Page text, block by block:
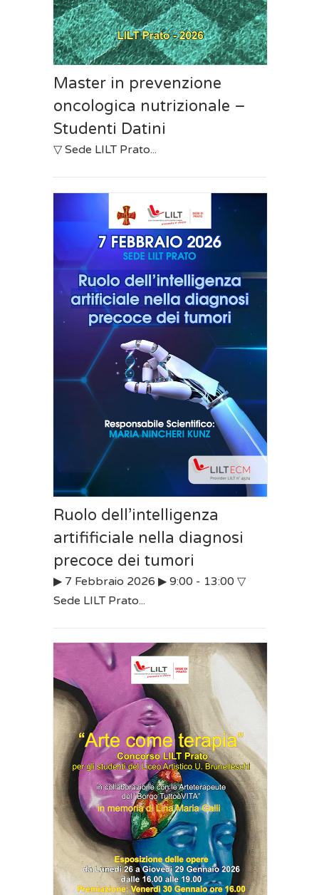
Master in prevenzione
oncologica nutrizionale –
Studenti Datini
▽ Sede LILT Prato...
Ruolo dell’intelligenza
artifificiale nella diagnosi
precoce dei tumori
▶︎ 7 Febbraio 2026 ▶︎ 9:00 - 13:00 ▽
Sede LILT Prato...